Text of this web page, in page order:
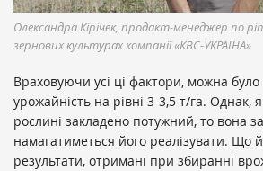
Олександра Кірічек, продакт-менеджер по
зернових культурах компанії «КВС-УКРАЇНА»
Враховуючи усі ці фактори, можна було
урожайність на рівні 3-3,5 т/га. Однак,
рослині закладено потужний, то вона
намагатиметься його реалізувати. Що
результати, отримані при збиранні